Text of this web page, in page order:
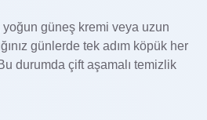
yoğun güneş kremi veya uzun
günlerde tek adım köpük her
durumda çift aşamalı temizlik